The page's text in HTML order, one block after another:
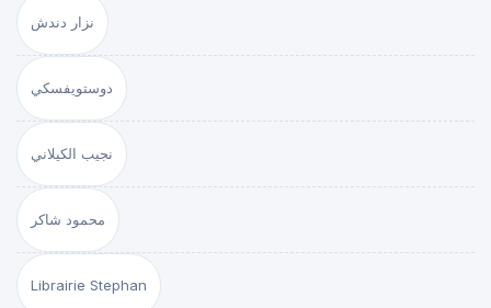
نزار دندش
دوستويفسكي
نجيب الكيلاني
محمود شاكر
Librairie Stephan